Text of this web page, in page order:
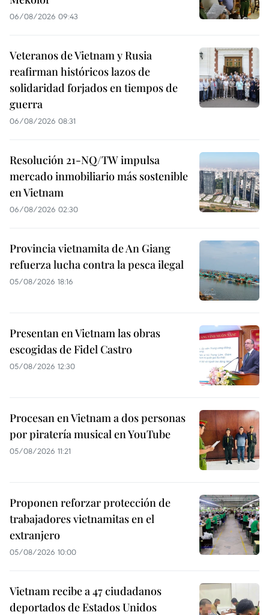
06/08/2026 09:43
Veteranos de Vietnam y Rusia
reafirman históricos lazos de
solidaridad forjados en tiempos de
guerra
06/08/2026 08:31
Resolución 21-NQ/TW impulsa
mercado inmobiliario más sostenible
en Vietnam
06/08/2026 02:30
Provincia vietnamita de An Giang
refuerza lucha contra la pesca ilegal
05/08/2026 18:16
Presentan en Vietnam las obras
escogidas de Fidel Castro
05/08/2026 12:30
Procesan en Vietnam a dos personas
por piratería musical en YouTube
05/08/2026 11:21
Proponen reforzar protección de
trabajadores vietnamitas en el
extranjero
05/08/2026 10:00
Vietnam recibe a 47 ciudadanos
deportados de Estados Unidos